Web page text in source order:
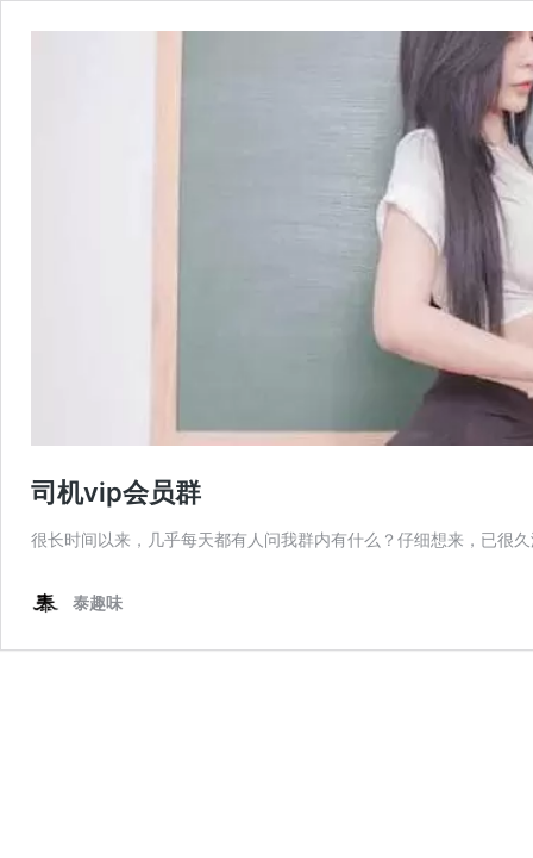
司机vip会员群
很长时间以来，几乎每天都有人问我群内有什么？仔细想来，已很
泰趣味